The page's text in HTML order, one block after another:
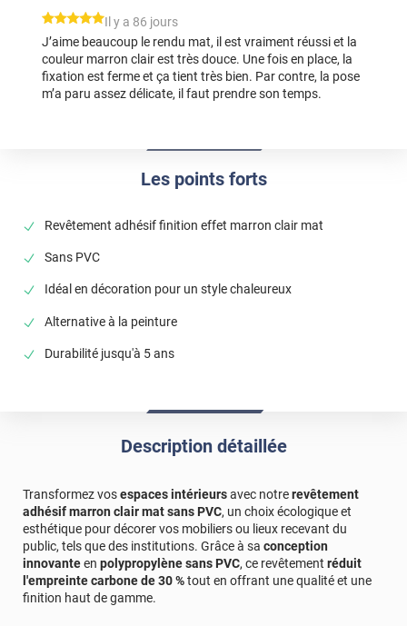
Les points forts
Revêtement adhésif finition effet marron clair mat
Sans PVC
Idéal en décoration pour un style chaleureux
Alternative à la peinture
Durabilité jusqu'à 5 ans
*****
Il y a 86 jours
J’aime beaucoup le rendu mat, il est vraiment réussi et la
couleur marron clair est très douce. Une fois en place, la
fixation est ferme et ça tient très bien. Par contre, la pose
m’a paru assez délicate, il faut prendre son temps.
Description détaillée
Transformez vosespaces intérieursavec notrerevêtement
adhésif marron clair mat sans PVC, un choix écologique et
esthétique pour décorer vos mobiliers ou lieux recevant du
public, tels que des institutions. Grâce à sa conception
innovanteen polypropylène sans PVC, ce revêtement réduit
l'empreinte carbone de 30 %tout en offrant une qualité et une
finition haut de gamme.